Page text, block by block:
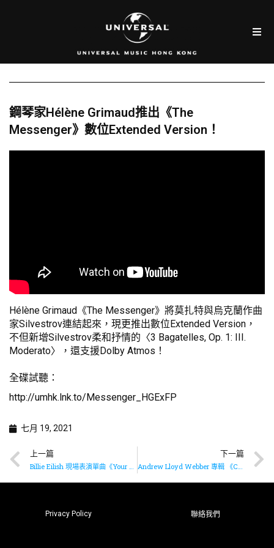
鋼琴家Hélène Grimaud推出《The
Messenger》數位Extended Version！
Hélène Grimaud《The Messenger》將莫扎特與烏克蘭作曲
家Silvestrov連結起來，現更推出數位Extended Version，
不但新增Silvestrov柔和抒情的〈3 Bagatelles, Op. 1: III.
Moderato〉，還支援Dolby Atmos！
全碟試聽：
http://umhk.lnk.to/Messenger_HGExFP
七月 19, 2021
上一篇
Billie Eilish 現場表演單曲《Your Power》✨
下一篇
Andrew Lloyd Webber 專輯 《Cinderella》榮登英國精選大碟榜NO.1?
Privacy Policy 聯絡我們